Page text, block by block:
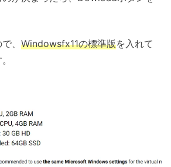
、 Windowsfx11の標準版を入れて